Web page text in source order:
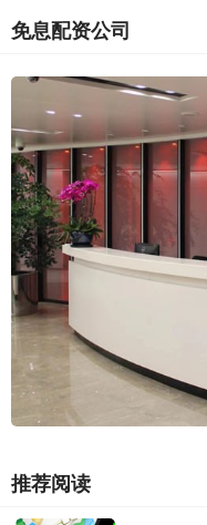
免息配资公司
推荐阅读